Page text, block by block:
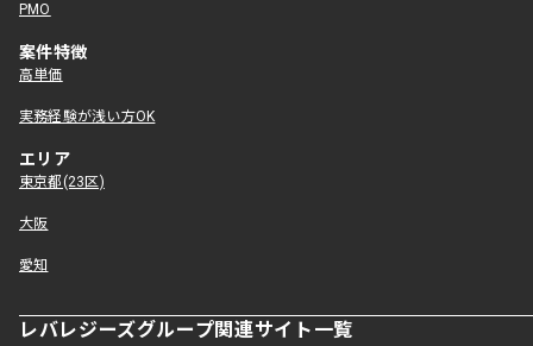
PMO
案件特徴
高単価
実務経験が浅い方OK
エリア
東京都(23区)
大阪
愛知
レバレジーズグループ関連サイト一覧